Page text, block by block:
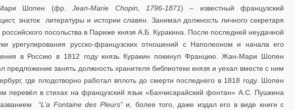
Шопен (фр.Jean-Marie Chopin, 1796-1871) – известный французский
знаток литературы и истории славян. Занимал должность личного секретаря
российского посольства в Париже князя А.Б. Куракина. После последней неудачной
урегулирования русско-французских отношений с Наполеоном и начала его
в Россию в 1812 году князь Куракин покинул Францию. Жан-Мари Шопен
предложение занять должность хранителя библиотеки князя и уехал вместе с ним
где плодотворно работал вплоть до смерти последнего в 1818 году. Шопен
перевёл в стихах на французский язык «Бахчисарайский фонтан» А.С. Пушкина
“L’a Fontaine des Pleurs”и, более того, даже издал его в виде книги с